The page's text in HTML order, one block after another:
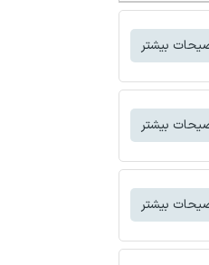
بیشتر
بیشتر
بیشتر